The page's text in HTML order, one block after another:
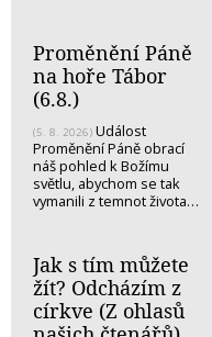
Proměnění Páně
na hoře Tábor
(6.8.)
(5. 8. 2026) Událost
Proměnění Páně obrací
náš pohled k Božímu
světlu, abychom se tak
vymanili z temnot života…
Jak s tím můžete
žít? Odcházím z
církve (Z ohlasů